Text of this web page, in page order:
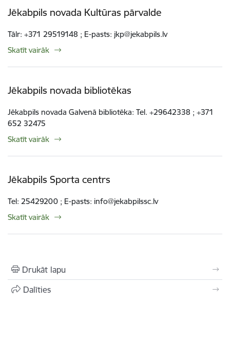
Jēkabpils novada Kultūras pārvalde
Tālr: +371 29519148 ; E-pasts: jkp@jekabpils.lv
Skatīt vairāk
Jēkabpils novada bibliotēkas
Jēkabpils novada Galvenā bibliotēka: Tel. +29642338 ; +371
652 32475
Skatīt vairāk
Jēkabpils Sporta centrs
Tel: 25429200 ; E-pasts: info@jekabpilssc.lv
Skatīt vairāk
Drukāt lapu
Dalīties